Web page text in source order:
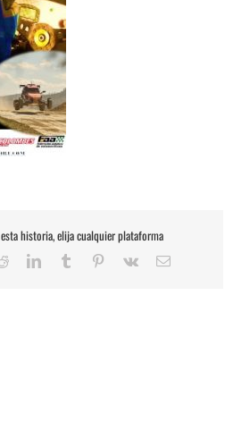
historia, elija cualquier plataforma
RedditLinkedInTumblr Pinterest
Vk
Correo